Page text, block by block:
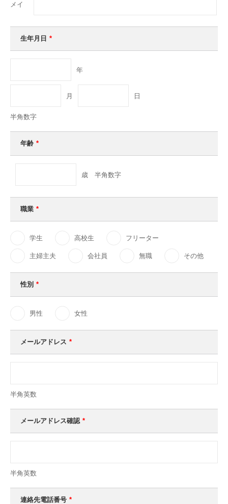
メイ
生年月日 *
年
月 日
半角数字
年齢 *
歳 半角数字
職業 *
学生 高校生 フリーター
主婦主夫 会社員 無職 その他
性別 *
男性 女性
メールアドレス *
半角英数
メールアドレス確認 *
半角英数
連絡先電話番号 *